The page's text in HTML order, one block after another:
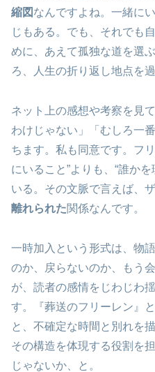
縮図 なんですよね。一緒に
じもある。でも、それでも
めに、あえて孤独な道を選
ろ、人生の折り返し地点を
ネット上の感想や考察を見
わけじゃない」「むしろ一
ちます。私も同意です。フ
にいること”よりも、“誰か
いる。その文脈で言えば、
離れられた関係なんです。
一時加入という形式は、物
のか、戻らないのか、もう
が、読者の感情をじわじわ
す。『葬送のフリーレン』
と、不確定な時間と別れを
その構造を体現する役割を
じゃないか、と。